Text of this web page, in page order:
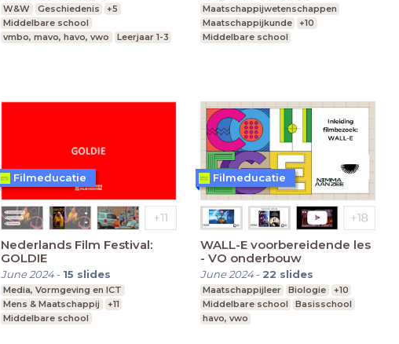
W&W Geschiedenis
+5
Middelbare school
vmbo, mavo, havo, vwo
Leerjaar 1-3
Maatschappijwetenschappen
Maatschappijkunde
+10
Middelbare school
Nederlands Film Festival:
GOLDIE
June 2024- 15 slides
Media, Vormgeving en ICT
Mens & Maatschappij
+11
Middelbare school
Filmeducatie
WALL-E voorbereidende les
- VO onderbouw
June 2024- 22 slides
Maatschappijleer Biologie
+10
Middelbare school
Basisschool
havo, vwo
Filmeducatie